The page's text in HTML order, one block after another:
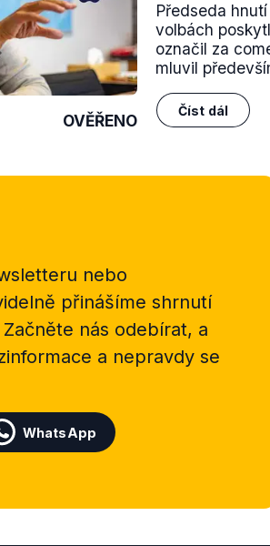
OVĚŘENO
Předseda
volbách
označil za
mluvil
Číst dál
nebo
přinášíme shrnutí
nás odebírat, a
a nepravdy se
WhatsApp